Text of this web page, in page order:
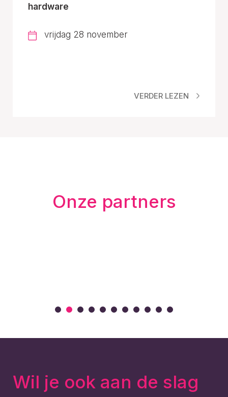
hardware
vrijdag 28 november
VERDER LEZEN
Onze partners
Wil je ook aan de slag